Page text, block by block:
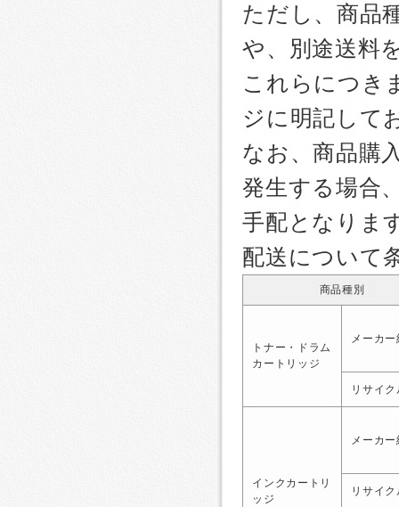
ただし、商品
や、別途送料
これらにつき
ジに明記して
なお、商品購
発生する場合
手配となりま
配送について
商品種別
トナー・ドラム
カートリッジ
メーカ
リサイ
インクカートリ
ッジ
メーカ
リサイ